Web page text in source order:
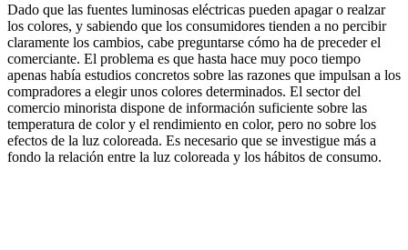
Dado que las fuentes luminosas eléctricas pueden apagar o realzar
los colores, y sabiendo que los consumidores tienden a no percibir
claramente los cambios, cabe preguntarse cómo ha de preceder el
comerciante. El problema es que hasta hace muy poco tiempo
apenas había estudios concretos sobre las razones que impulsan a los
compradores a elegir unos colores determinados. El sector del
comercio minorista dispone de información suficiente sobre las
temperatura de color y el rendimiento en color, pero no sobre los
efectos de la luz coloreada. Es necesario que se investigue más a
fondo la relación entre la luz coloreada y los hábitos de consumo.